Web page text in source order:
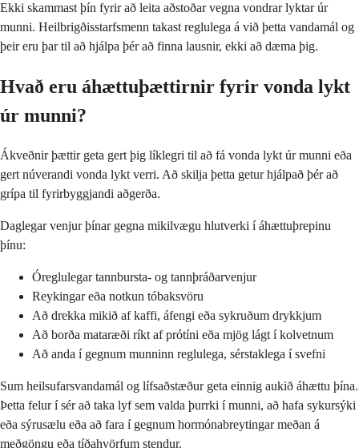
Ekki skammast þín fyrir að leita aðstoðar vegna vondrar lyktar úr
munni. Heilbrigðisstarfsmenn takast reglulega á við þetta vandamál og
þeir eru þar til að hjálpa þér að finna lausnir, ekki að dæma þig.
Hvað eru áhættuþættirnir fyrir vonda lykt
úr munni?
Ákveðnir þættir geta gert þig líklegri til að fá vonda lykt úr munni eða
gert núverandi vonda lykt verri. Að skilja þetta getur hjálpað þér að
grípa til fyrirbyggjandi aðgerða.
Daglegar venjur þínar gegna mikilvægu hlutverki í áhættuþrepinu
þínu:
Óreglulegar tannbursta- og tannþráðarvenjur
Reykingar eða notkun tóbaksvöru
Að drekka mikið af kaffi, áfengi eða sykruðum drykkjum
Að borða mataræði ríkt af prótíni eða mjög lágt í kolvetnum
Að anda í gegnum munninn reglulega, sérstaklega í svefni
Sum heilsufarsvandamál og lífsaðstæður geta einnig aukið áhættu þína.
Þetta felur í sér að taka lyf sem valda þurrki í munni, að hafa sykursýki
eða sýrusælu eða að fara í gegnum hormónabreytingar meðan á
meðgöngu eða tíðahvörfum stendur.